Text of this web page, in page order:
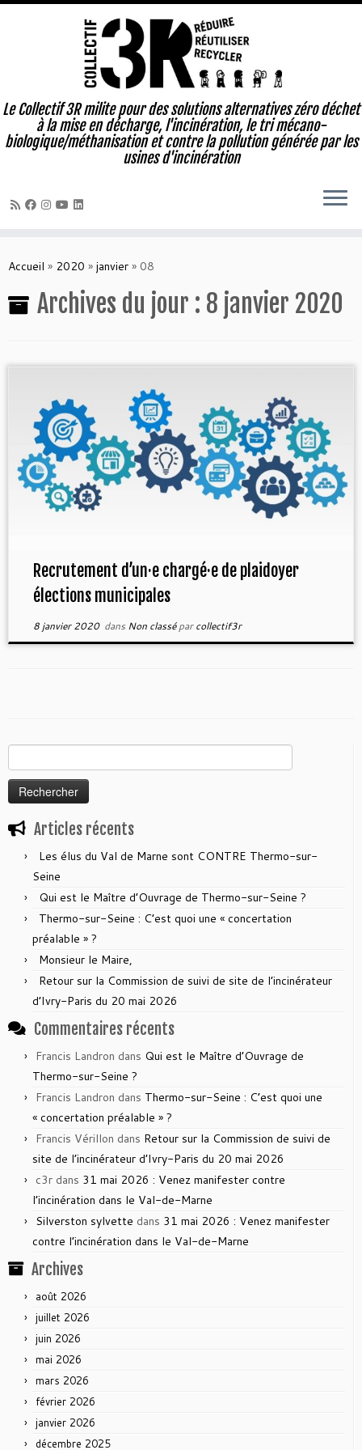
au
Le Collectif 3R milite pour des solutions alternatives zéro déchet
à la mise en décharge, l'incinération, le tri mécano-
biologique/méthanisation et contre la pollution générée par les
usines d'incinération
Accueil » 2020 » janvier » 08
Archives du jour : 8 janvier 2020
Recrutement d’un·e chargé·e de plaidoyer
élections municipales
8 janvier 2020dans Non classéparcollectif3r
Rechercher :
Articles récents
Les élus du Val de Marne sont CONTRE Thermo-sur-
Seine
Qui est le Maître d’Ouvrage de Thermo-sur-Seine ?
Thermo-sur-Seine : C’est quoi une « concertation
préalable » ?
Monsieur le Maire,
Retour sur la Commission de suivi de site de l’incinérateur
d’Ivry-Paris du 20 mai 2026
Commentaires récents
Francis Landron dans Qui est le Maître d’Ouvrage de
Thermo-sur-Seine ?
Francis Landron dans Thermo-sur-Seine : C’est quoi une
« concertation préalable » ?
Francis Vérillon dans Retour sur la Commission de suivi de
site de l’incinérateur d’Ivry-Paris du 20 mai 2026
c3r dans 31 mai 2026 : Venez manifester contre
l’incinération dans le Val-de-Marne
Silverston sylvette dans 31 mai 2026 : Venez manifester
contre l’incinération dans le Val-de-Marne
Archives
août 2026
juillet 2026
juin 2026
mai 2026
mars 2026
février 2026
janvier 2026
décembre 2025